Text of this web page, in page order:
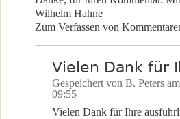
Wilhelm Hahne
Zum Verfassen von
Vielen Dank für
Gespeichert von B. Peters am
09:55
Vielen Dank für Ihre